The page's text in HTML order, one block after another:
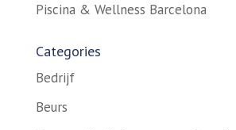
Piscina & Wellness Barcelona
Categories
Bedrijf
Beurs